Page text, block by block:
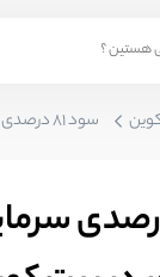
۸۱ درصدی